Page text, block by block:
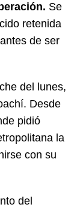
Se
retenida
de ser
del lunes,
Desde
pidió
la
con su
del